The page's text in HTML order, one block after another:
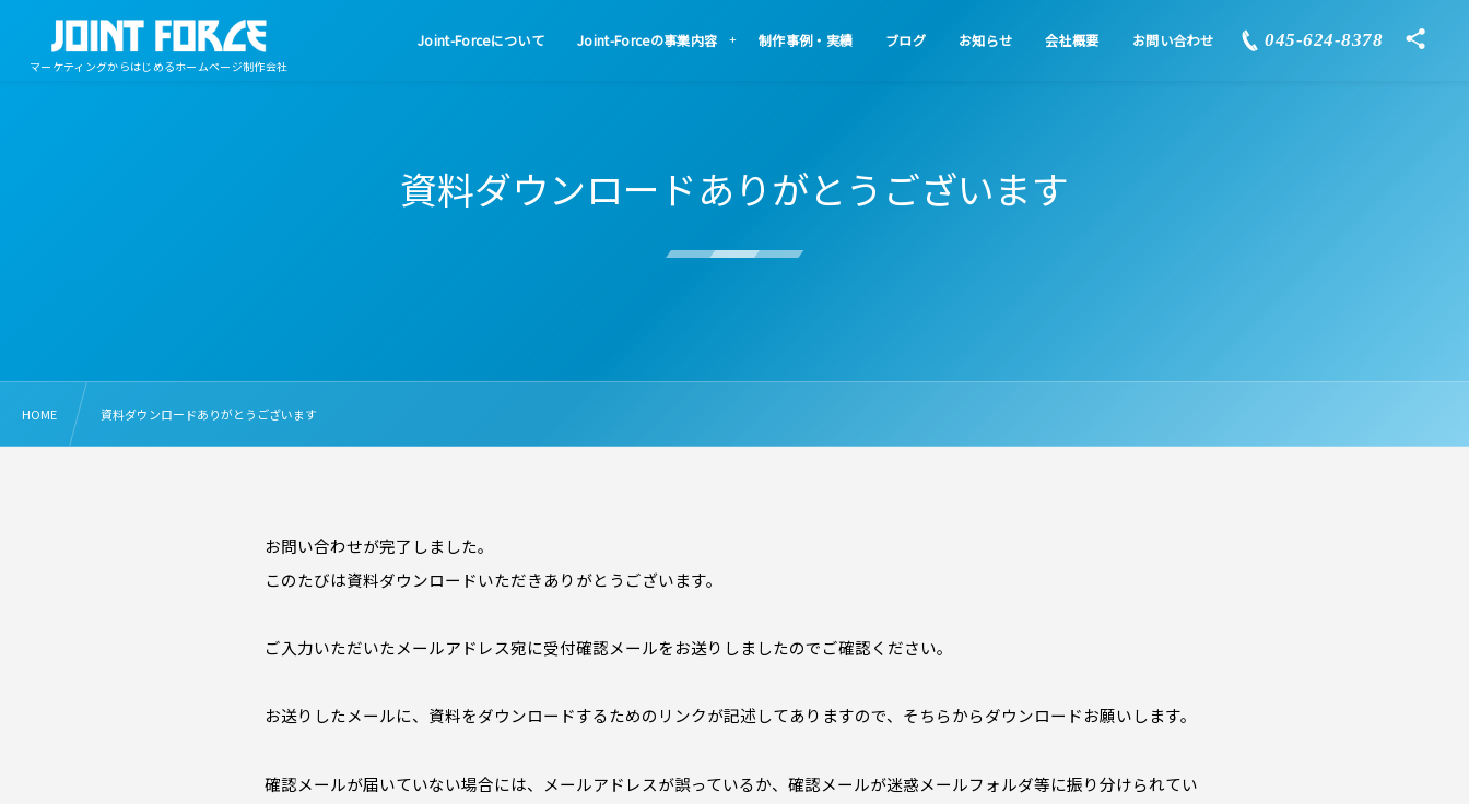
マーケティングからはじめるホームページ制作会社
Joint-Forceについて Joint-Forceの事業内容 制作事例・実績 ブログ お知らせ 会社概要 お問い合わせ 045-624-8378
資料ダウンロードありがとうございます
HOME 資料ダウンロードありがとうございます
お問い合わせが完了しました。
このたびは資料ダウンロードいただきありがとうございます。
ご入力いただいたメールアドレス宛に受付確認メールをお送りしましたのでご確認ください。
お送りしたメールに、資料をダウンロードするためのリンクが記述してありますので、そちらからダウンロードお願いします。
確認メールが届いていない場合には、メールアドレスが誤っているか、確認メールが迷惑メールフォルダ等に振り分けられてい